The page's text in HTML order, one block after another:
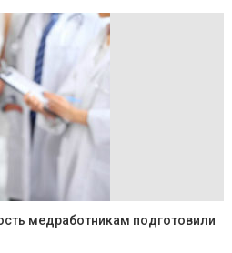
медработникам подготовили